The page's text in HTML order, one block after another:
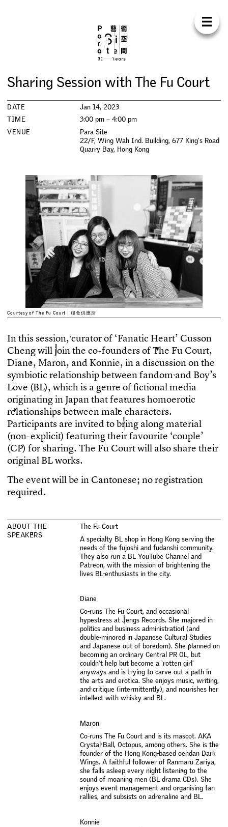
Para
UT SUP
EX H IBI T IO N S
PR A MM
CONFERENCE
P UB
WORK
Sharing Session with The Fu Court
DATE
Jan 14, 2023
TIME
3:00 pm – 4:00 pm
VENUE
Para Site
22/F, Wing Wah Ind. Building, 677 King's Road
Quarry Bay, Hong Kong
Courtesy of The Fu Court｜糧食供應所
Inthis session, curatorof ‘Fanatic Heart’ Cusson
Chengwilljointhe co-foundersofThe Fu Court,
Diane, Maron, and Konnie, in a discussiononthe
symbiotic relationshipbetweenfandom and Boy’s
Love (BL), whichis a genre offctionalmedia
originatinginJapanthatfeatureshomoerotic
relationshipsbetweenmale characters.
Participants are invitedtobring alongmaterial
(non-explicit) featuringtheirfavourite ‘couple’
(CP) for sharing. The Fu Courtwill also share their
original BLworks.
The eventwillbe in Cantonese; noregistration
required.
ABOUT THE
SPEAKERS
The Fu Court
A specialty BL shop in Hong Kong serving the
needs of the fujoshi and fudanshi community.
They also run a BL YouTube Channel and
Patreon, with the mission of brightening the
lives BL-enthusiasts in the city.
Diane
Co-runs The Fu Court, and occasional
hypestress at Jengs Records. She majored in
politics and business administration (and
double-minored in Japanese Cultural Studies
and Japanese out of boredom). She planned on
becoming an ordinary Central PR OL, but
couldn’t help but become a ‘rotten girl’
anyways and is trying to carve out a path in
the arts and erotica. She enjoys music, writing,
and critique (intermittently), and nourishes her
intellect with whisky and BL.
Maron
Co-runs The Fu Court and is its mascot. AKA
Crystal Ball, Octopus, among others. She is the
founder of the Hong Kong-based oendan Dark
Wings. A faithful follower of Ranmaru Zariya,
she falls asleep every night listening to the
sound of moaning men (BL drama CDs). She
enjoys event management and organising fan
rallies, and subsists on adrenaline and BL.
Konnie